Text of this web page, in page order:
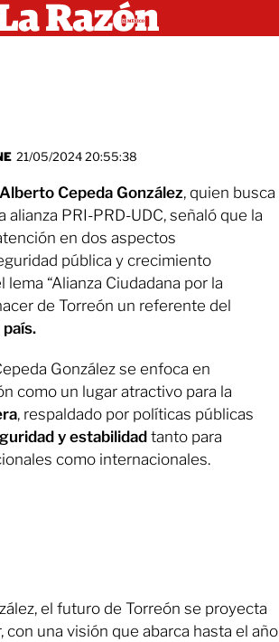
21/05/2024 20:55:38
Cepeda González, quien busca
alianza PRI-PRD-UDC, señaló que la
en dos aspectos
pública y crecimiento
“Alianza Ciudadana por la
de Torreón un referente del
González se enfoca en
como un lugar atractivo para la
, respaldado por políticas públicas
y estabilidad tanto para
como internacionales.
el futuro de Torreón se proyecta
una visión que abarca hasta el año